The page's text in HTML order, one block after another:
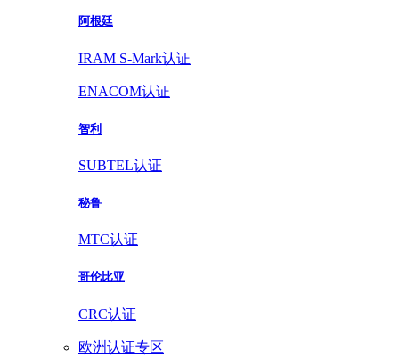
阿根廷
IRAM S-Mark认证
ENACOM认证
智利
SUBTEL认证
秘鲁
MTC认证
哥伦比亚
CRC认证
欧洲认证专区